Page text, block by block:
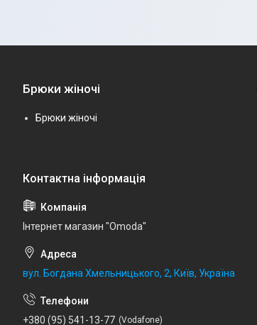
Брюки жіночі
Брюки жіночі
Інтернет магазин "Omoda"
вул. Богдана Хмельницького, 2, Київ, Україна
+380 (95) 541-13-77 Vodafone